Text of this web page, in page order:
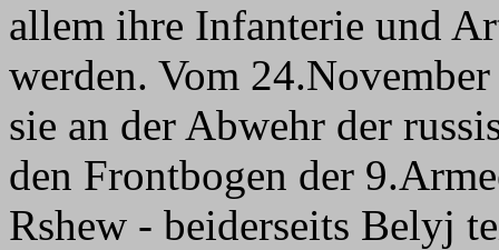
allem ihre Infanterie und
werden. Vom
sie an der Abwehr der
den Frontbogen der
Rshew - beiderseits Belyj